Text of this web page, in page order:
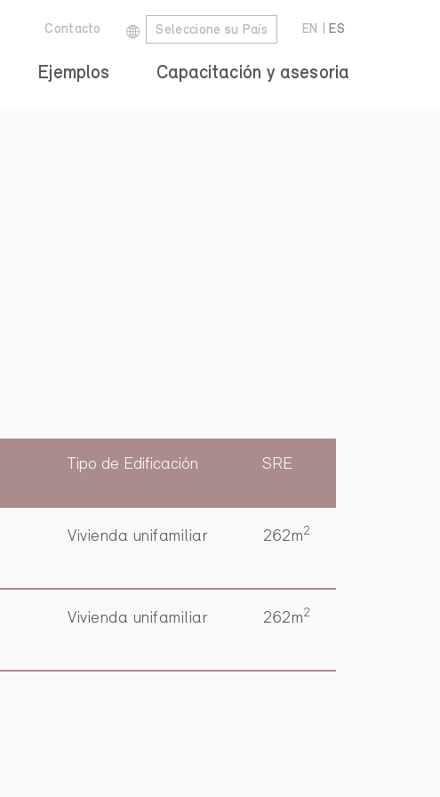
Ejemplos Capacitación y asesoria
Contacto Seleccione su País EN ES
Tipo de Edificación SRE
Vivienda unifamiliar 262m2
Vivienda unifamiliar 262m2